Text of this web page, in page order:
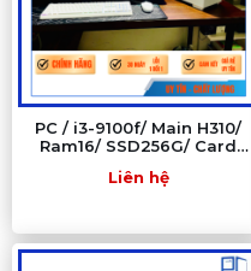
PC / i3-9100f/ Main H310/
Ram16/ SSD256G/ Card
Liên hệ